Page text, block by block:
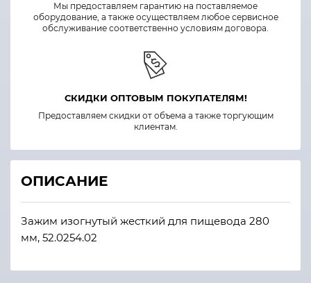
Мы предоставляем гарантию на поставляемое
оборудование, а также осуществляем любое сервисное
обслуживание соответственно условиям договора.
СКИДКИ ОПТОВЫМ ПОКУПАТЕЛЯМ!
Предоставляем скидки от объема а также торгующим
клиентам.
ОПИСАНИЕ
Зажим изогнутый жесткий для пищевода 280
мм, 52.0254.02